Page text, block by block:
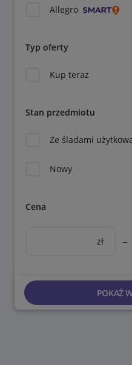
Allegro
Typ oferty
Kup teraz
Stan przedmiotu
Ze śladami
Nowy
Cena
zł –
POKAŻ